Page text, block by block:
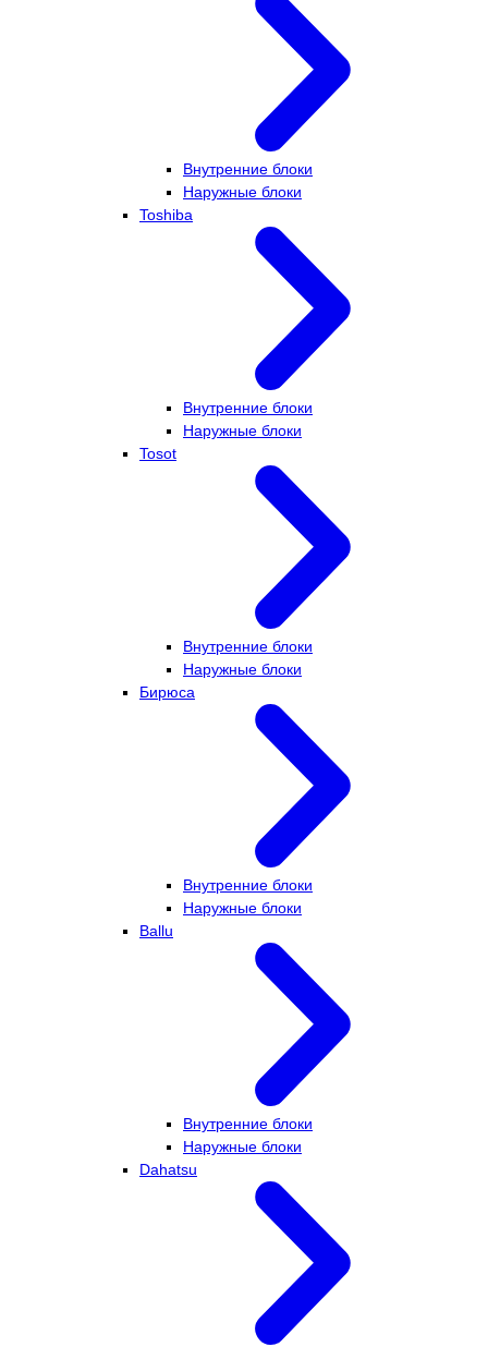
Внутренние блоки
Наружные блоки
Toshiba
Внутренние блоки
Наружные блоки
Tosot
Внутренние блоки
Наружные блоки
Бирюса
Внутренние блоки
Наружные блоки
Ballu
Внутренние блоки
Наружные блоки
Dahatsu